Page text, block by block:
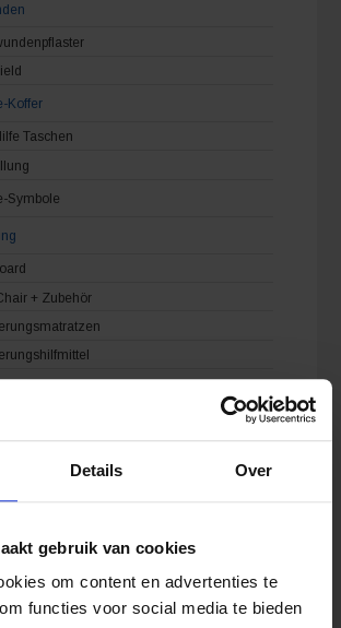
Details Over
gebruik van cookies
om content en advertenties te
functies voor social media te bieden
Koffer
Taschen
Symbole
+ Zubehör
Pflasterspender